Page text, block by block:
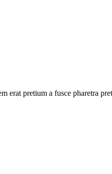
erat pretium a fusce pharetra